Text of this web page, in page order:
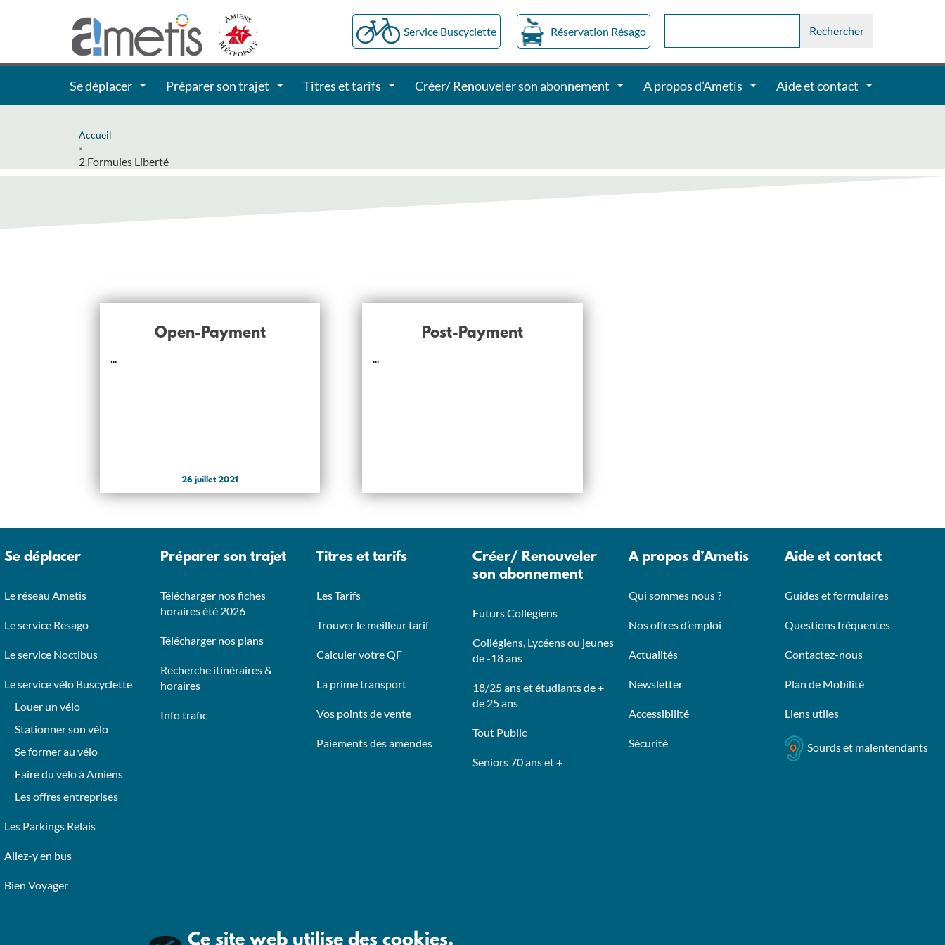
Ce site web utilise des cookies.
Service Buscyclette Réservation Résago
Se déplacer Préparer son trajet Titres et tarifs Créer/ Renouveler son abonnement A propos d’Ametis Aide et contact
Accueil
»
2.Formules Liberté
Open-Payment
...
26 juillet 2021
Post-Payment
...
Se déplacer
Le réseau Ametis
Le service Resago
Le service Noctibus
Le service vélo Buscyclette
Louer un vélo
Stationner son vélo
Se former au vélo
Faire du vélo à Amiens
Les offres entreprises
Les Parkings Relais
Allez-y en bus
Bien Voyager
Préparer son trajet
Télécharger nos fiches
horaires été 2026
Télécharger nos plans
Recherche itinéraires &
horaires
Info trafic
Titres et tarifs
Les Tarifs
Trouver le meilleur tarif
Calculer votre QF
La prime transport
Vos points de vente
Paiements des amendes
Créer/ Renouveler
son abonnement
Futurs Collégiens
Collégiens, Lycéens ou jeunes
de -18 ans
18/25 ans et étudiants de +
de 25 ans
Tout Public
Seniors 70 ans et +
A propos d’Ametis
Qui sommes nous ?
Nos offres d’emploi
Actualités
Newsletter
Accessibilité
Sécurité
Aide et contact
Guides et formulaires
Questions fréquentes
Contactez-nous
Plan de Mobilité
Liens utiles
Sourds et malentendants